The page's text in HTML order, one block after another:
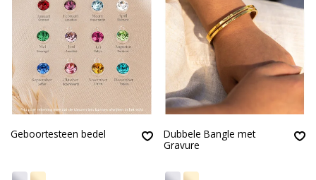
Geboortesteen bedel
Dubbele Bangle met
Gravure